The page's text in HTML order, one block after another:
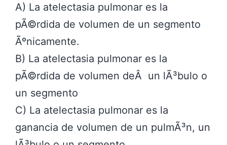
A) La atelectasia pulmonar es la
pÃ©rdida de volumen de un segmento
Ãºnicamente.
B) La atelectasia pulmonar es la
pÃ©rdida de volumen deÂ un lÃ³bulo o
un segmento
C) La atelectasia pulmonar es la
ganancia de volumen de un pulmÃ³n, un